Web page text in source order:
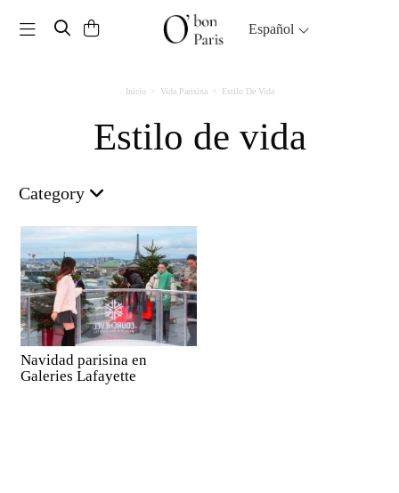
Toggle navigation Español
Inicio Vida Parisina Estilo De Vida
Estilo de vida
Category
Navidad parisina en
Galeries Lafayette